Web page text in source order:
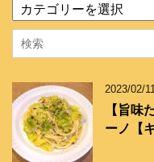
テ
ゴ
リ
2023/02/11
【旨味
ーノ【